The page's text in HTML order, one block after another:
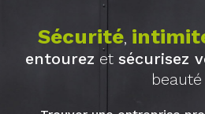
Sécurité,
entourez et sécurisez
beauté